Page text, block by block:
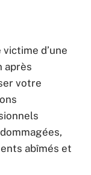
d’une
après
votre
abîmés et